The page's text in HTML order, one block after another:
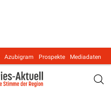
Azubigram Prospekte Mediadaten